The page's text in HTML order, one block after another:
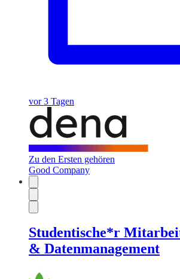
vor 3 Tagen
Zu den Ersten gehören
Good Company
Studentische*r
& Datenmanagement